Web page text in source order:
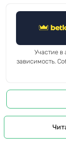
Участие в
зависимость.